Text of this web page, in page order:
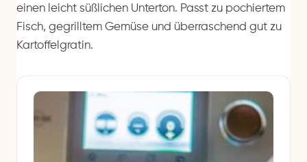
einen leicht süßlichen Unterton. Passt zu pochiertem
Fisch, gegrilltem Gemüse und überraschend gut zu
Kartoffelgratin.